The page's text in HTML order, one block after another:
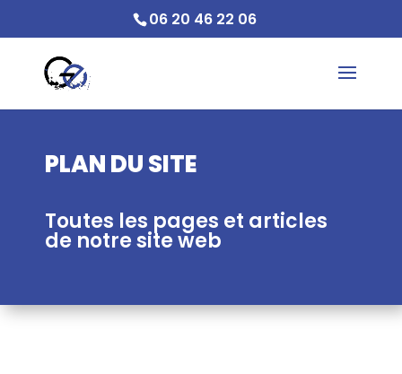
06 20 46 22 06
PLAN DU SITE
Toutes les pages et articles
de notre site web